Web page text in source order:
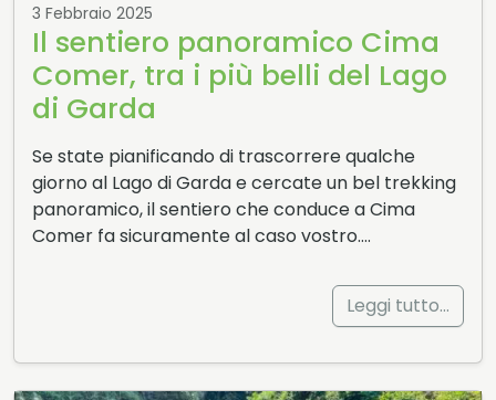
3 Febbraio 2025
Il sentiero panoramico Cima
Comer, tra i più belli del Lago
di Garda
Se state pianificando di trascorrere qualche
giorno al Lago di Garda e cercate un bel trekking
panoramico, il sentiero che conduce a Cima
Comer fa sicuramente al caso vostro….
Leggi tutto…